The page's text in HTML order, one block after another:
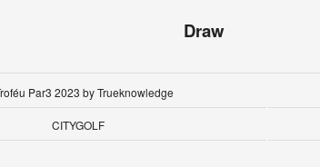
Draw
Par3 2023 by Trueknowledge
CITYGOLF